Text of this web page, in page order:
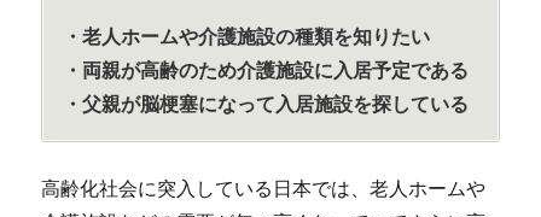
・老人ホームや介護施設の種類を知りたい
・両親が高齢のため介護施設に入居予定である
・父親が脳梗塞になって入居施設を探している
高齢化社会に突入している日本では、老人ホームや